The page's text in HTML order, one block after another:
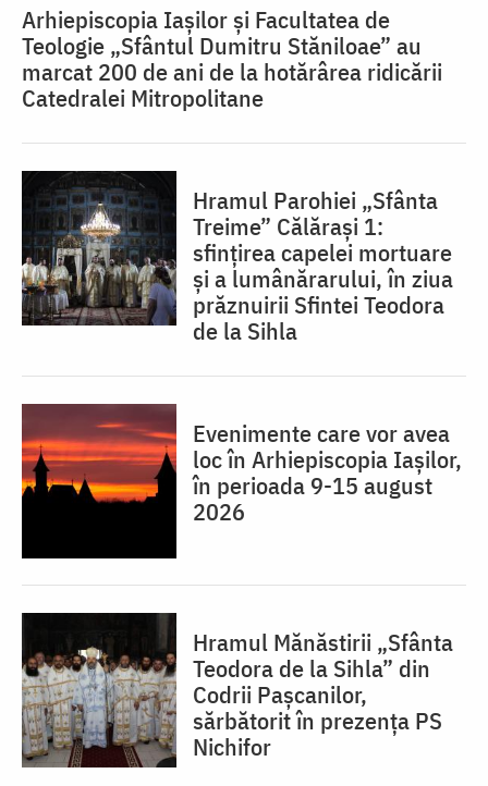
Arhiepiscopia Iașilor și Facultatea de
Teologie „Sfântul Dumitru Stăniloae” au
marcat 200 de ani de la hotărârea ridicării
Catedralei Mitropolitane
Hramul Parohiei „Sfânta
Treime” Călărași 1:
sfințirea capelei mortuare
și a lumânărarului, în ziua
prăznuirii Sfintei Teodora
de la Sihla
Evenimente care vor avea
loc în Arhiepiscopia Iaşilor,
în perioada 9-15 august
2026
Hramul Mănăstirii „Sfânta
Teodora de la Sihla” din
Codrii Pașcanilor,
sărbătorit în prezența PS
Nichifor